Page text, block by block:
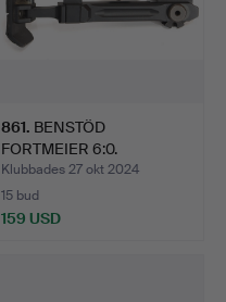
861. BENSTÖD
FORTMEIER 6:0.
Klubbades 27 okt 2024
15 bud
159 USD